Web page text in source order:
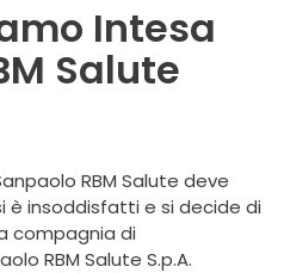
Intesa
Salute
RBM Salute deve
è insoddisfatti e si decide di
compagnia di
RBM Salute S.p.A.